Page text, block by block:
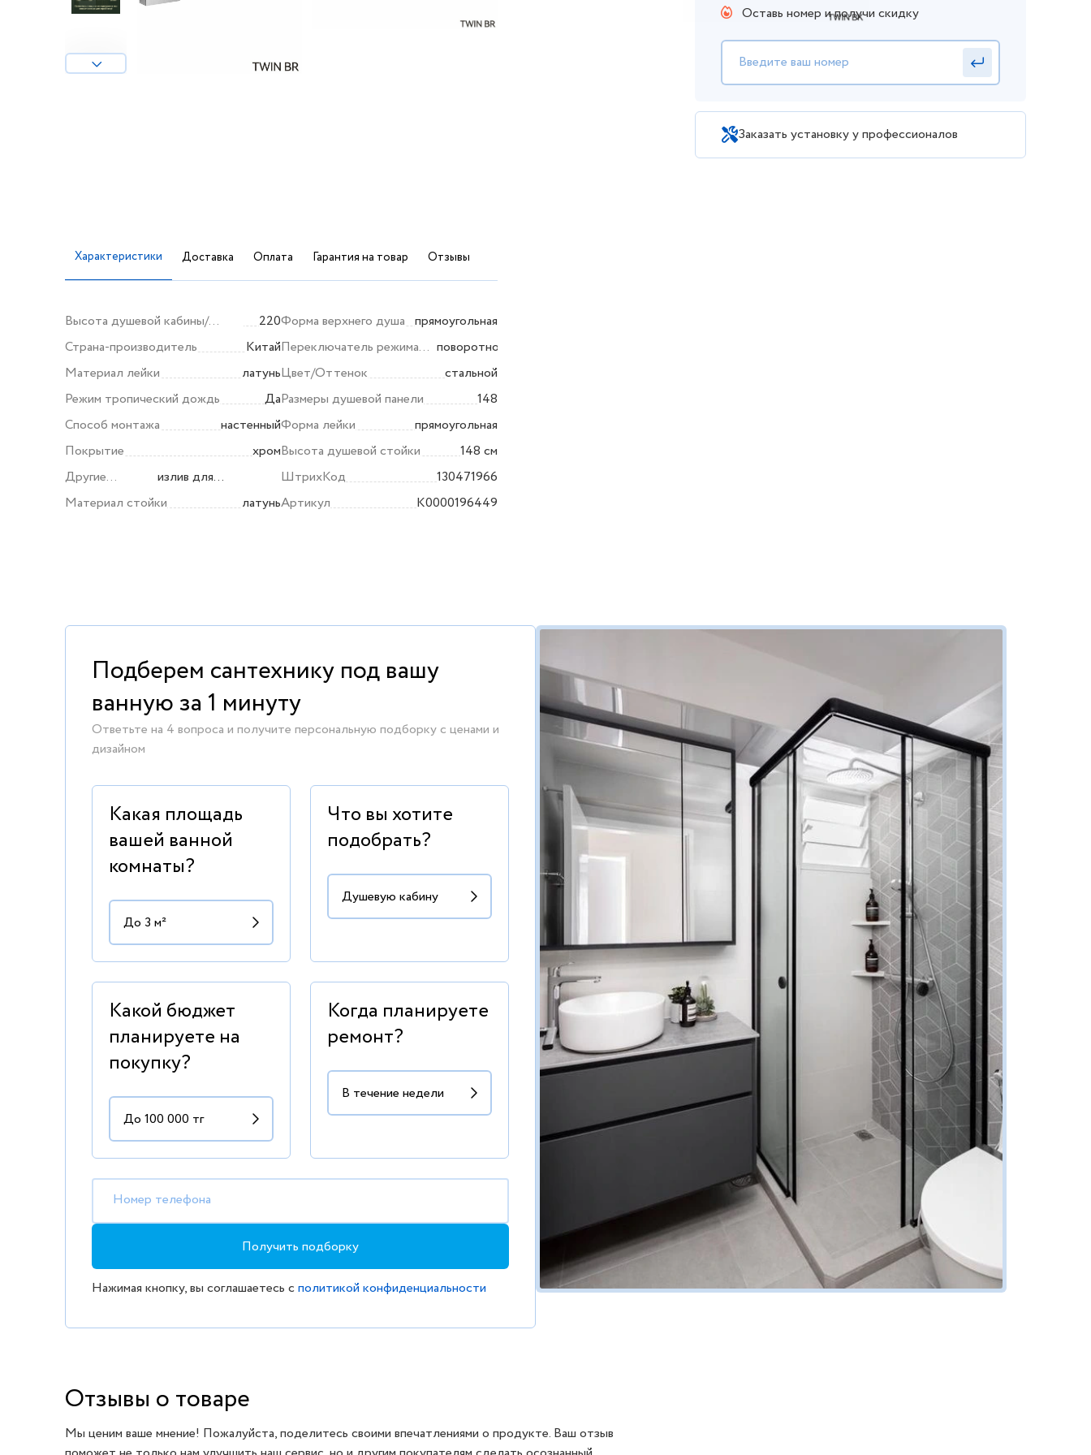
Оставь номер и получи скидку
Заказать установку у профессионалов
Характеристики Доставка Оплата Гарантия на товар Отзывы
Высота душевой кабины/
ограждения (мм)
220
Страна-производитель
Китай
Материал лейки
латунь
Режим тропический дождь
Да
Способ монтажа
настенный
Покрытие
хром
Другие
особенности
излив для
наполнения ванны
Материал стойки латунь
Форма верхнего душа прямоугольная
Переключатель режима
струи
поворотное
Цвет/Оттенок
стальной
Размеры душевой панели
148
Форма лейки
прямоугольная
Высота душевой стойки
148 см
ШтрихКод
130471966
Артикул
K0000196449
Подберем сантехнику под вашу
ванную за 1 минуту
Ответьте на 4 вопроса и получите персональную подборку с ценами и
дизайном
Какая площадь
вашей ванной
комнаты?
Что вы хотите
подобрать?
Какой бюджет
планируете на
покупку?
Когда планируете
ремонт?
Номер телефона
Получить подборку
Нажимая кнопку, вы соглашаетесь сполитикой конфиденциальности
Отзывы о товаре
Мы ценим ваше мнение! Пожалуйста, поделитесь своими впечатлениями о продукте. Ваш отзыв